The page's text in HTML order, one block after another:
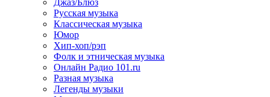
Джаз/Блюз
Русская музыка
Классическая музыка
Юмор
Хип-хоп/рэп
Фолк и этническая музыка
Онлайн Радио 101.ru
Разная музыка
Легенды музыки